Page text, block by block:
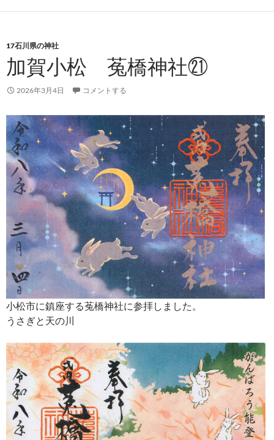
17石川県の神社
加賀小松 菟橋神社㉑
2026年3月4日 コメントする
小松市に鎮座する菟橋神社に参拝しました。
うさぎと天の川